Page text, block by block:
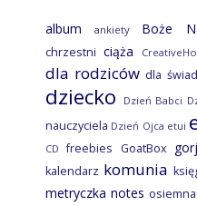
album ankiety Boże
chrzestni ciąża
dla rodziców dla
dziecko Dzień Babci
nauczyciela Dzień Ojca etui
CD
freebies GoatBox
kalendarz komunia
metryczka notes